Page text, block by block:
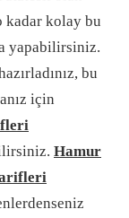
kadar kolay bu
yapabilirsiniz.
bu
için
Hamur